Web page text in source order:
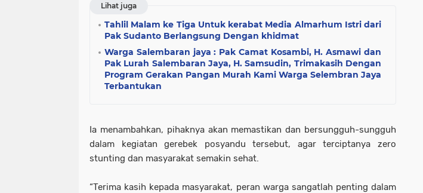
Lihat juga
Tahlil Malam ke Tiga Untuk kerabat Media Almarhum Istri dari
Pak Sudanto Berlangsung Dengan khidmat
Warga Salembaran jaya : Pak Camat Kosambi, H. Asmawi dan
Pak Lurah Salembaran Jaya, H. Samsudin, Trimakasih Dengan
Program Gerakan Pangan Murah Kami Warga Selembran Jaya
Terbantukan
Ia menambahkan, pihaknya akan memastikan dan bersungguh-sungguh
dalam kegiatan gerebek posyandu tersebut, agar terciptanya zero
stunting dan masyarakat semakin sehat.
“Terima kasih kepada masyarakat, peran warga sangatlah penting dalam